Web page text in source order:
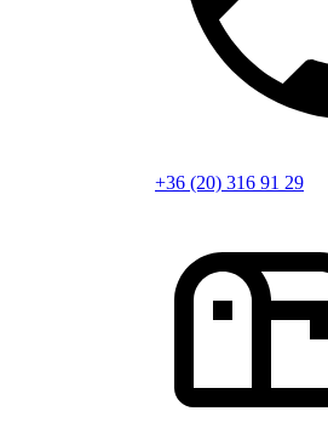
+36 (20) 316 91 29